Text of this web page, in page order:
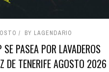
BY LAGENDARIO
PASEA POR LAVADEROS
DE TENERIFE AGOSTO 2026